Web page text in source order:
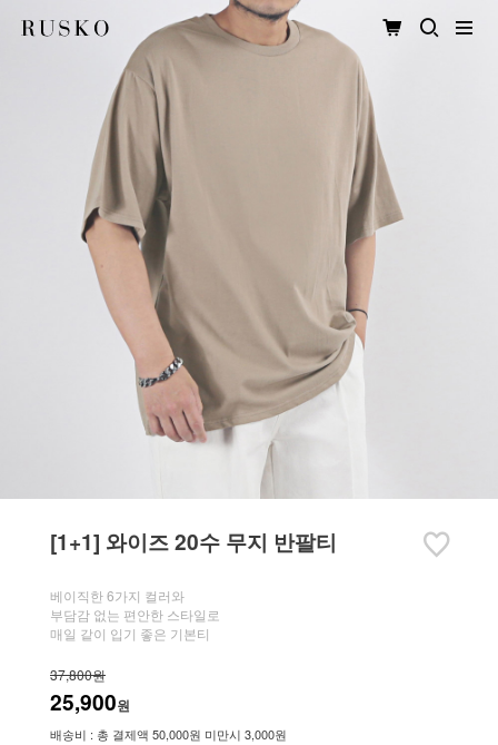
[1+1] 와이즈 20수 무지 반팔티
베이직한 6가지 컬러와
부담감 없는 편안한 스타일로
매일 같이 입기 좋은 기본티
37,800원
25,900원
배송비 : 총 결제액 50,000원 미만시 3,000원